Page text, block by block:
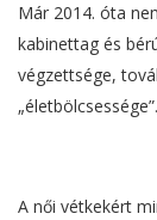
Már 2014. óta
kabinettag és
végzettsége,
„életbölcsessége”.
A női vétkekért